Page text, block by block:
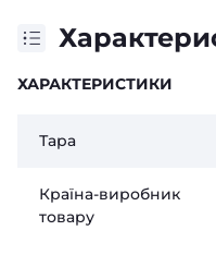
ХАРАКТЕРИСТИКИ
Тара
Країна-виробник
товару